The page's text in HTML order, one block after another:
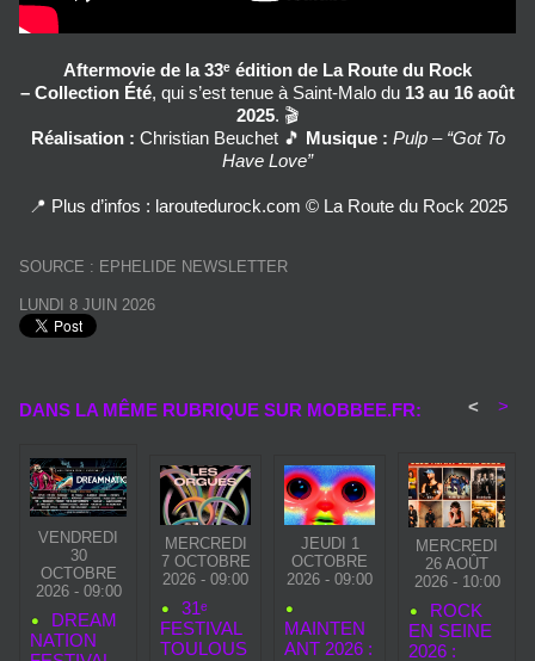
Aftermovie de la 33ᵉ édition de La Route du Rock
– Collection Été, qui s’est tenue à Saint‑Malo du 13 au 16 août
2025. 🎬
Réalisation : Christian Beuchet 🎵 Musique : Pulp – “Got To
Have Love”
📍 Plus d’infos : laroutedurock.com © La Route du Rock 2025
SOURCE : EPHELIDE NEWSLETTER
LUNDI 8 JUIN 2026
DANS LA MÊME RUBRIQUE SUR MOBBEE.FR: < >
VENDREDI
30
OCTOBRE
2026 - 09:00
DREAM
NATION
MERCREDI
7 OCTOBRE
2026 - 09:00
31ᵉ
FESTIVAL
TOULOUS
JEUDI 1
OCTOBRE
2026 - 09:00
MAINTEN
ANT 2026 :
MERCREDI
26 AOÛT
2026 - 10:00
ROCK
EN SEINE
2026 :